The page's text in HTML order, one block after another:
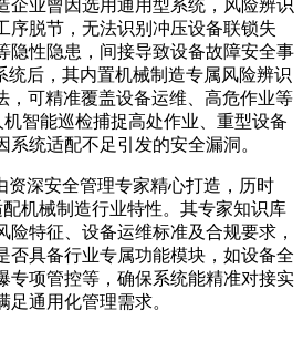
企业曾因选用通用型系统，风险辨识
序脱节，无法识别冲压设备联锁失
隐性隐患，间接导致设备故障安全事
统后，其内置机械制造专属风险辨识
，可精准覆盖设备运维、高危作业等
智能巡检捕捉高处作业、重型设备
统适配不足引发的安全漏洞。
资深安全管理专家精心打造，历时
机械制造行业特性。其专家知识库
险特征、设备运维标准及合规要求，
否具备行业专属功能模块，如设备全
专项管控等，确保系统能精准对接实
足通用化管理需求。